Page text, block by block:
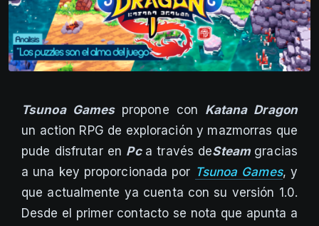
Tsunoa Gamespropone con Katana Dragon
un action RPG de exploración y mazmorras que
pude disfrutar en Pc a través deSteam gracias
a una key proporcionada por Tsunoa Games, y
que actualmente ya cuenta con su versión 1.0.
Desde el primer contacto se nota que apunta a